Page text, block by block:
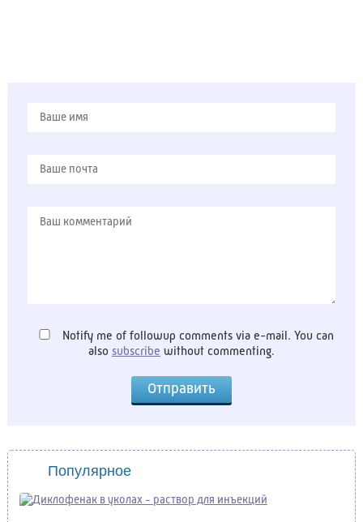
Notify me of followup comments via e-mail. You can
also subscribe without commenting.
Популярное